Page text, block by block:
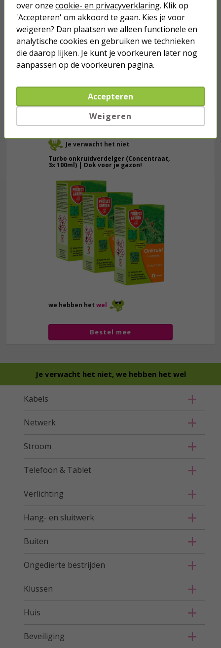
Je verwacht het niet
Turbo onkruidverdelger (Concentraat,
3x 100ml) | Ook voor je gazon!
we hebben het wel
Bestel mee
21,95
Vliegenverjager | Nedis | 25 x Ø 40
cm (Batterijen, Ventilator)
8,95
Je verwacht het niet, we hebben het wel
Kabels
Netwerk
Stroom
Telefoon & Tablet
Verlichting
Hang- en sluitwerk
Buiten
Ongedierte bestrijden
Klussen
Huis
Beveiliging
over onze cookie- en privacyverklaring. Klik op
'Accepteren' om akkoord te gaan. Kies je voor
weigeren? Dan plaatsen we alleen functionele en
analytische cookies en gebruiken we technieken
die daarop lijken. Je kunt je voorkeuren later nog
aanpassen op de voorkeuren pagina.
Accepteren
Weigeren